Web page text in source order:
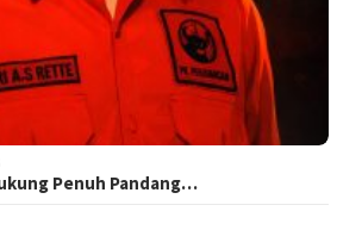
Penuh Pandang…